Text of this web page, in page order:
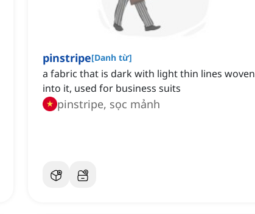
pinstripe[Danh từ]
a fabric that is dark with light thin lines woven
into it, used for business suits
pinstripe, sọc mảnh